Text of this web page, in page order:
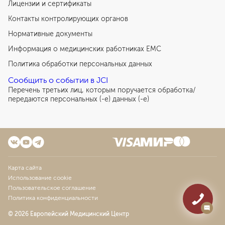
Лицензии и сертификаты
Контакты контролирующих органов
Нормативные документы
Информация о медицинских работниках EMC
Политика обработки персональных данных
Сообщить о событии в JCI
Перечень третьих лиц, которым поручается обработка/
передаются персональных (-е) данных (-е)
Карта сайта
Использование cookie
Пользовательское соглашение
Политика конфиденциальности
© 2026 Европейский Медицинский Центр